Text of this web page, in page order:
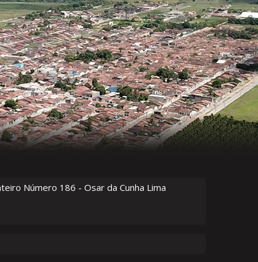
Número 186 - Osar da Cunha Lima